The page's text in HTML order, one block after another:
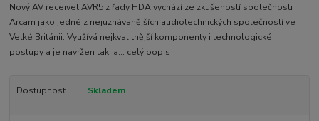
Nový AV receivet AVR5 z řady HDA vychází ze zkušeností společnosti
Arcam jako jedné z nejuznávanějších audiotechnických společností ve
Velké Británii. Využívá nejkvalitnější komponenty i technologické
postupy a je navržen tak, a... celý popis
Dostupnost Skladem